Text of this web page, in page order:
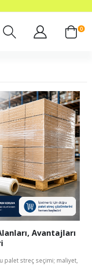
0
Avantajları
palet streç seçimi; maliyet,